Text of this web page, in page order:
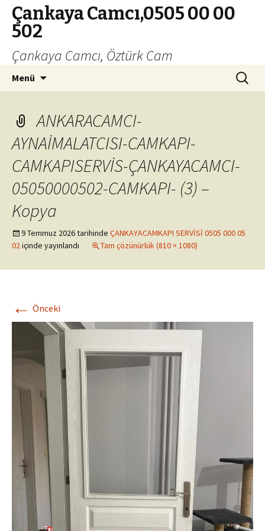
Çankaya Camcı,0505 00 00
502
Çankaya Camcı, Öztürk Cam
Menü Arama:
ANKARACAMCI-
AYNAİMALATCISI-CAMKAPI-
CAMKAPISERVİS-ÇANKAYACAMCI-
05050000502-CAMKAPI- (3) –
Kopya
9 Temmuz 2026tarihinde ÇANKAYACAMKAPI SERVİSİ 0505 000 05
02içinde yayınlandı Tam çözünürlük (810 × 1080)
← Önceki